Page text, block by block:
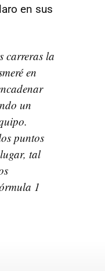
en sus
carreras la
en
un
puntos
tal
1